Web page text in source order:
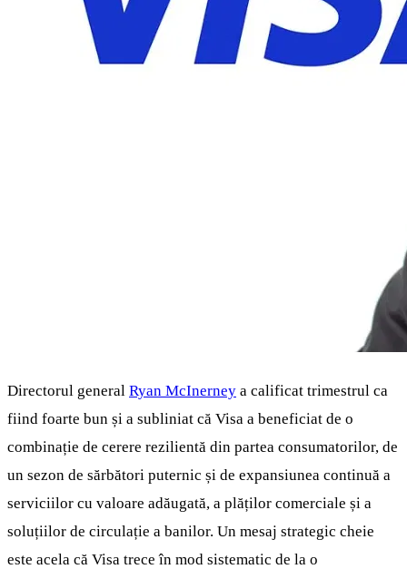
Directorul general Ryan McInerney a calificat trimestrul ca
fiind foarte bun și a subliniat că Visa a beneficiat de o
combinație de cerere rezilientă din partea consumatorilor, de
un sezon de sărbători puternic și de expansiunea continuă a
serviciilor cu valoare adăugată, a plăților comerciale și a
soluțiilor de circulație a banilor. Un mesaj strategic cheie
este acela că Visa trece în mod sistematic de la o